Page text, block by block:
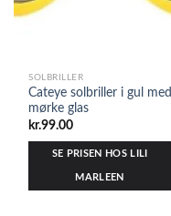
SOLBRILLER
Cateye solbriller i gul med
mørke glas
kr.99.00
SE PRISEN HOS LILI
MARLEEN